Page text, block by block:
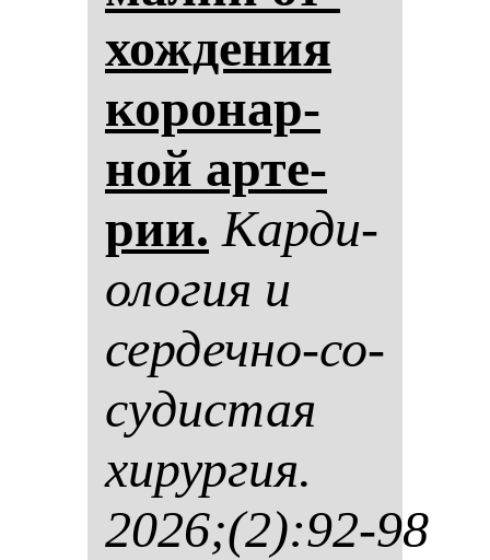
хож­де­ния
ко­ро­нар­
ной ар­те­
рии. Кар­ди­
оло­гия и
сер­деч­но-со­
су­дис­тая
хи­рур­гия.
2026;(2):92-98